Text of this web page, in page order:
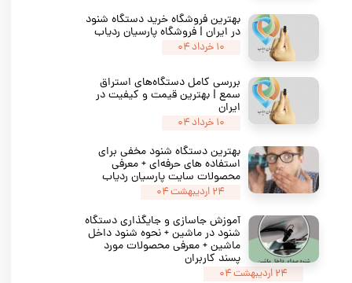
بهترین فروشگاه خرید دستگاه شنود
در ایران | فروشگاه پارسیان ردیاب
۱۰ خرداد ۰۴
بررسی کامل دستگاه‌های استراق
سمع | بهترین قیمت و کیفیت در
ایران
۱۰ خرداد ۰۴
بهترین دستگاه شنود مخفی برای
استفاده‌ های حرفه‌ای + معرفی
محصولات سایت پارسیان ردیاب
۲۴ اردیبهشت ۰۴
آموزش جاسازی و جایگذاری دستگاه
شنود در ماشین + نحوه شنود داخل
ماشین + معرفی محصولات مورد
پسند کاربران
۲۴ اردیبهشت ۰۴